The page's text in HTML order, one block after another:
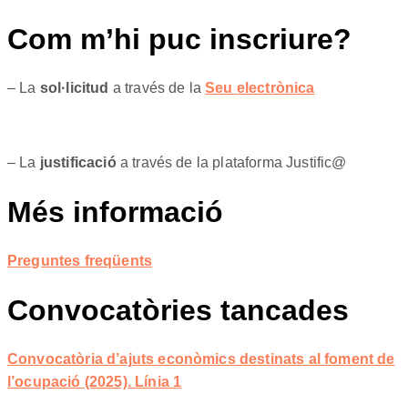
Com m’hi puc inscriure?
– La sol·licitud a través de laSeu electrònica
– La justificació a través de la plataforma Justific@
Més informació
Preguntes freqüents
Convocatòries tancades
Convocatòria d’ajuts econòmics destinats al foment de
l’ocupació (2025). Línia 1